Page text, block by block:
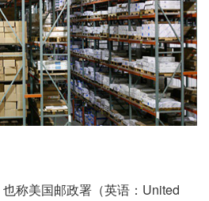
称美国邮政署（英语：United